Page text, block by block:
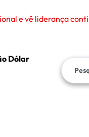
e vê liderança
Dólar